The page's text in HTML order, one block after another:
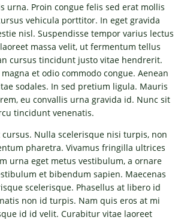
urna. Proin congue felis sed erat mollis
vehicula porttitor. In eget gravida
nisl. Suspendisse tempor varius lectus
massa velit, ut fermentum tellus
cursus tincidunt justo vitae hendrerit.
et odio commodo congue. Aenean
sodales. In sed pretium ligula. Mauris
eu convallis urna gravida id. Nunc sit
tincidunt venenatis.
Nulla scelerisque nisi turpis, non
pharetra. Vivamus fringilla ultrices
urna eget metus vestibulum, a ornare
et bibendum sapien. Maecenas
scelerisque. Phasellus at libero id
non id turpis. Nam quis eros at mi
id id velit. Curabitur vitae laoreet